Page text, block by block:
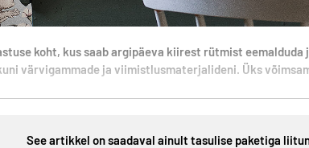
koht, kus saab argipäeva kiirest rütmist
värvigammade ja viimistlusmaterjalideni. Üks
See artikkel on saadaval ainult tasulise paketiga